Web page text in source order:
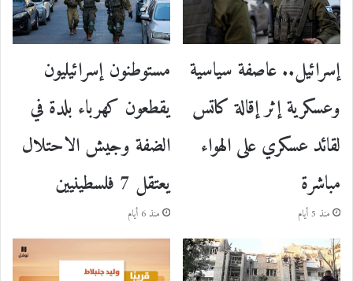
إسرائيل.. عاصفة سياسية
وعسكرية إثر إقالة كاتس
لقائد عسكري على الهواء
مباشرة
منذ 5 أيام
مستوطنون إسرائيليون
يقطعون كهرباء بلدة في
الضفة وجيش الاحتلال
يعتقل 7 فلسطينيين
منذ 6 أيام